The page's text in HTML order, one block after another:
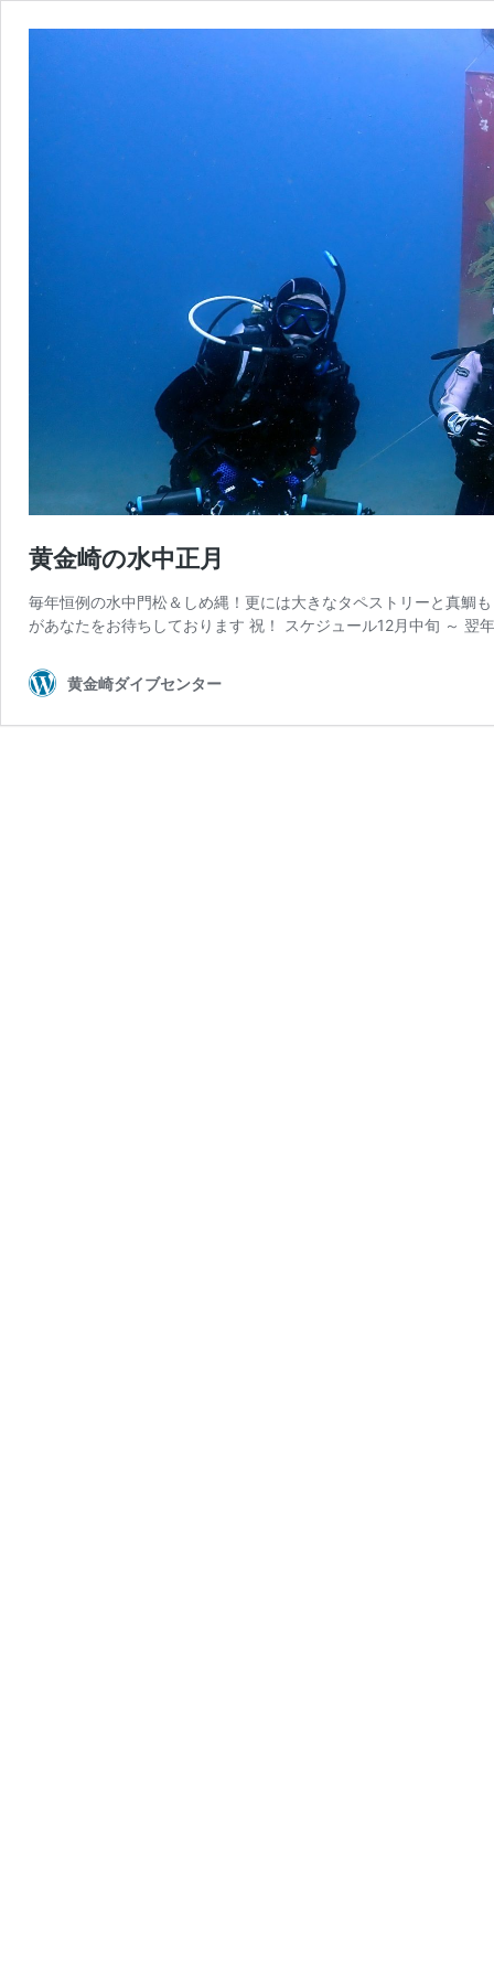
黄金崎の水中正月
毎年恒例の水中門松＆しめ縄！更には大きなタペストリーと真鯛
があなたをお待ちしております 祝！ スケジュール12月中旬 ～ 翌
黄金崎ダイブセンター